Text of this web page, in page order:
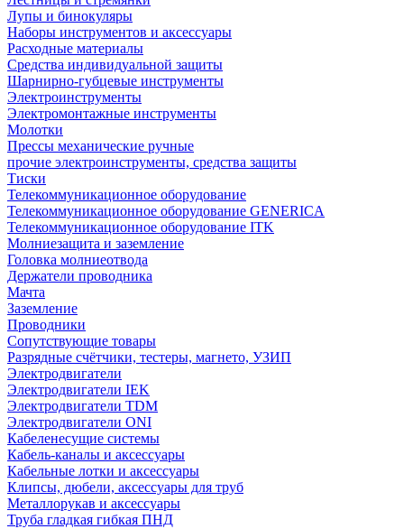
Лупы и бинокуляры
Наборы инструментов и аксессуары
Расходные материалы
Средства индивидуальной защиты
Шарнирно-губцевые инструменты
Электроинструменты
Электромонтажные инструменты
Молотки
Прессы механические ручные
прочие электроинструменты, средства защиты
Тиски
Телекоммуникационное оборудование
Телекоммуникационное оборудование GENERICA
Телекоммуникационное оборудование ITK
Молниезащита и заземление
Головка молниеотвода
Держатели проводника
Мачта
Заземление
Проводники
Сопутствующие товары
Разрядные счётчики, тестеры, магнето, УЗИП
Электродвигатели
Электродвигатели IEK
Электродвигатели TDM
Электродвигатели ONI
Кабеленесущие системы
Кабель-каналы и аксессуары
Кабельные лотки и аксессуары
Клипсы, дюбели, аксессуары для труб
Металлорукав и аксессуары
Труба гладкая гибкая ПНД